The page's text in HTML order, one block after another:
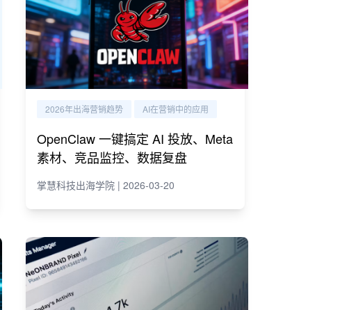
2026年出海营销趋势 AI在营销中的应用
OpenClaw 一键搞定 AI 投放、Meta
素材、竞品监控、数据复盘
掌慧科技出海学院 | 2026-03-20